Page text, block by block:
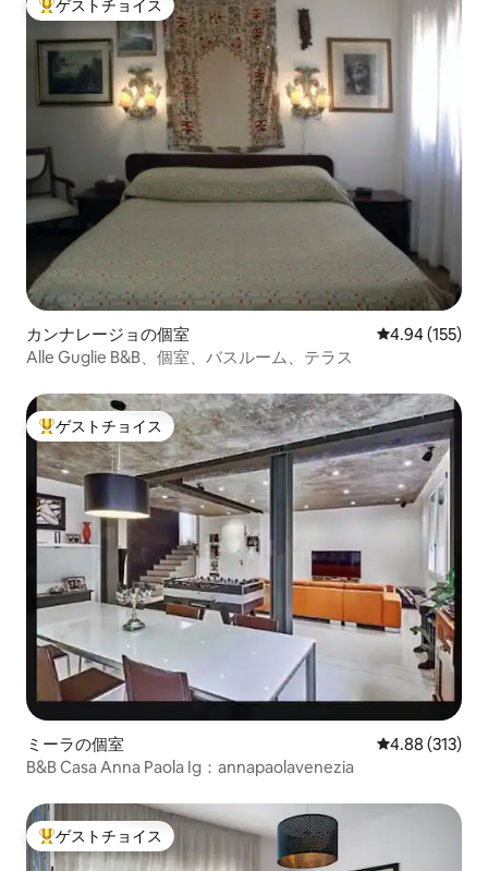
大好評のゲストチョイスです。
ゲストチョイス
カンナレージョの個室 レビュー155
4.94 (155)
Alle Guglie B&B、個室、バスルーム、テラス
大好評のゲストチョイスです。
ゲストチョイス
ミーラの個室 レビュー313
4.88 (313)
B&B Casa Anna Paola Ig：annapaolavenezia
大好評のゲストチョイスです。
ゲストチョイス